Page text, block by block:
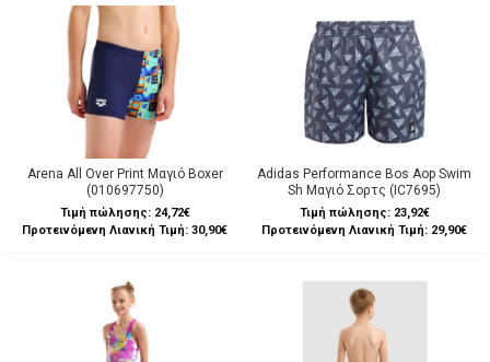
Arena All Over Print Μαγιό Boxer
(010697750)
Τιμή πώλησης: 24,72€
Προτεινόμενη Λιανική Τιμή: 30,90€
Adidas Performance Bos Aop Swim
Sh Μαγιό Σορτς (IC7695)
Τιμή πώλησης: 23,92€
Προτεινόμενη Λιανική Τιμή: 29,90€